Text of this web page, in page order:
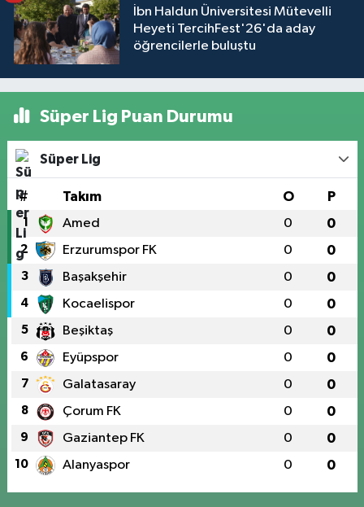
İbn Haldun Üniversitesi Mütevelli
Heyeti TercihFest'26'da aday
öğrencilerle buluştu
Süper Lig Puan Durumu
Süper Lig
# Takım O P
1 Amed 0 0
2 Erzurumspor FK 0 0
3 Başakşehir 0 0
4 Kocaelispor 0 0
5 Beşiktaş 0 0
6 Eyüpspor 0 0
7 Galatasaray 0 0
8 Çorum FK 0 0
9 Gaziantep FK 0 0
10 Alanyaspor 0 0